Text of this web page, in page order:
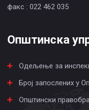
факс : 022 462 035
Општинска
Одељење за
Број запослених у
Општински